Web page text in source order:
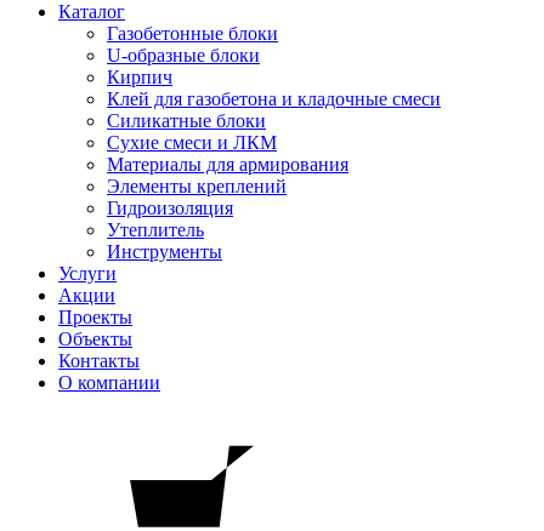
Каталог
Газобетонные блоки
U-образные блоки
Кирпич
Клей для газобетона и кладочные смеси
Силикатные блоки
Сухие смеси и ЛКМ
Материалы для армирования
Элементы креплений
Гидроизоляция
Утеплитель
Инструменты
Услуги
Акции
Проекты
Объекты
Контакты
О компании